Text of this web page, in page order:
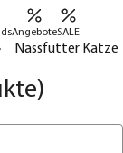
AngeboteSALE
Nassfutter Katze